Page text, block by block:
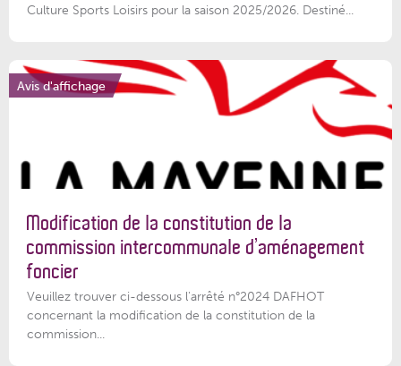
Culture Sports Loisirs pour la saison 2025/2026. Destiné...
Avis d'affichage
Modification de la constitution de la
commission intercommunale d’aménagement
foncier
Veuillez trouver ci-dessous l'arrêté n°2024 DAFHOT
concernant la modification de la constitution de la
commission...